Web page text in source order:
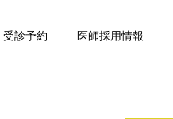
受診予約 医師採用情報